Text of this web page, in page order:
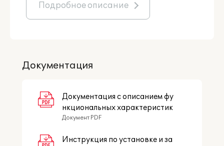
Подробное описание
Документация
Документация с описанием фу
нкциональных характеристик
Документ PDF
Инструкция по установке и за